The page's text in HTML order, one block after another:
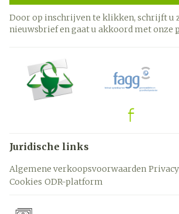
Door op inschrijven te klikken, schrijft u
nieuwsbrief en gaat u akkoord met onze
Juridische links
Algemene verkoopsvoorwaarden
Cookies ODR-platform